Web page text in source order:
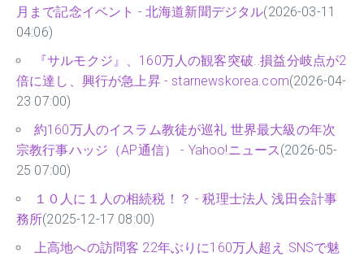
月まで記念イベント - 北海道新聞デジタル(2026-03-11
04:06)
『サルモクジ』、160万人の観客突破..損益分岐点が2
倍に達し、興行が急上昇 - starnewskorea.com(2026-04-
23 07:00)
約160万人のイスラム教徒が巡礼 世界最大級の年次
宗教行事ハッジ（AP通信） - Yahoo!ニュース(2026-05-
25 07:00)
１０人に１人の相続税！？ - 税理士法人 浅田会計事
務所(2025-12-17 08:00)
上高地への訪問客 22年ぶりに160万人超え SNSで魅